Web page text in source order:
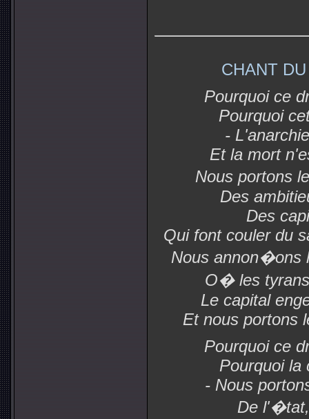
CHANT
Pourquoi ce
Pourquoi
-
Et la mort
Nous portons
Des
Des
Qui font couler du
Nous annon�ons
O� les
Le capital
Et nous portons
Pourquoi ce
Pourquoi la
- Nous
De